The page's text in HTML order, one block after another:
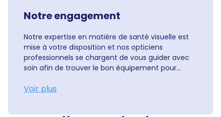
Notre engagement
Notre expertise en matière de santé visuelle est
mise à votre disposition et nos opticiens
professionnels se chargent de vous guider avec
soin afin de trouver le bon équipement pour...
Voir plus